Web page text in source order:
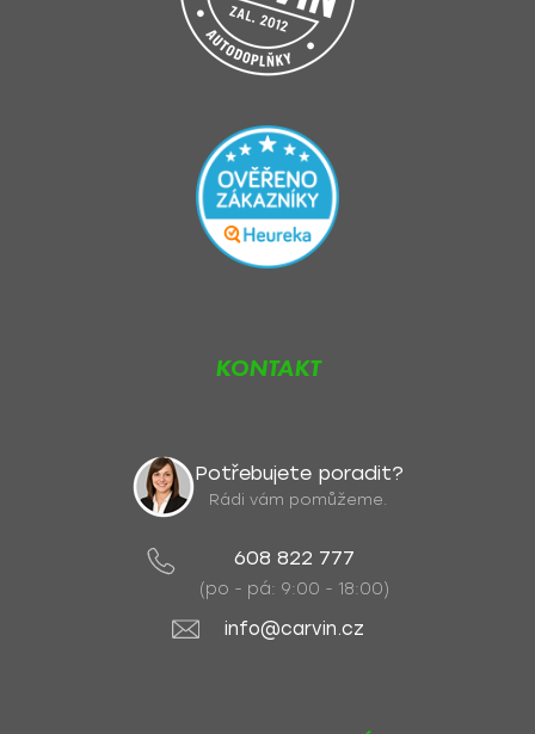
KONTAKT
Potřebujete poradit?
Rádi vám pomůžeme.
608 822 777
(po - pá: 9:00 - 18:00)
info@carvin.cz